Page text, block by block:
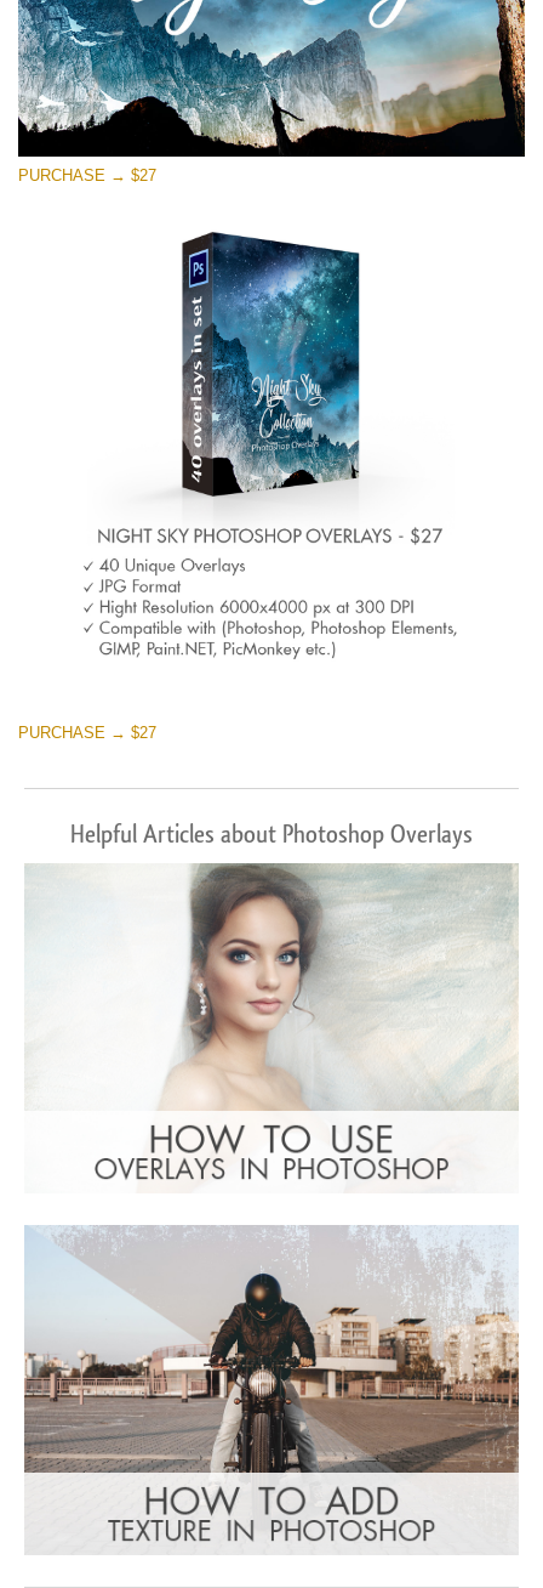
PURCHASE → $27
PURCHASE → $27
Helpful Articles about Photoshop Overlays